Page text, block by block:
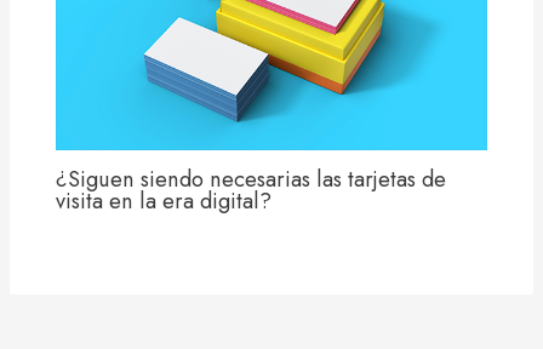
¿Siguen siendo necesarias las tarjetas de
visita en la era digital?